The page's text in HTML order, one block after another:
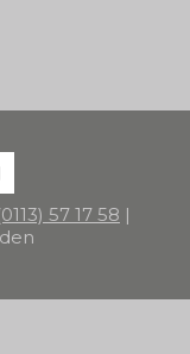
57 17 58 |